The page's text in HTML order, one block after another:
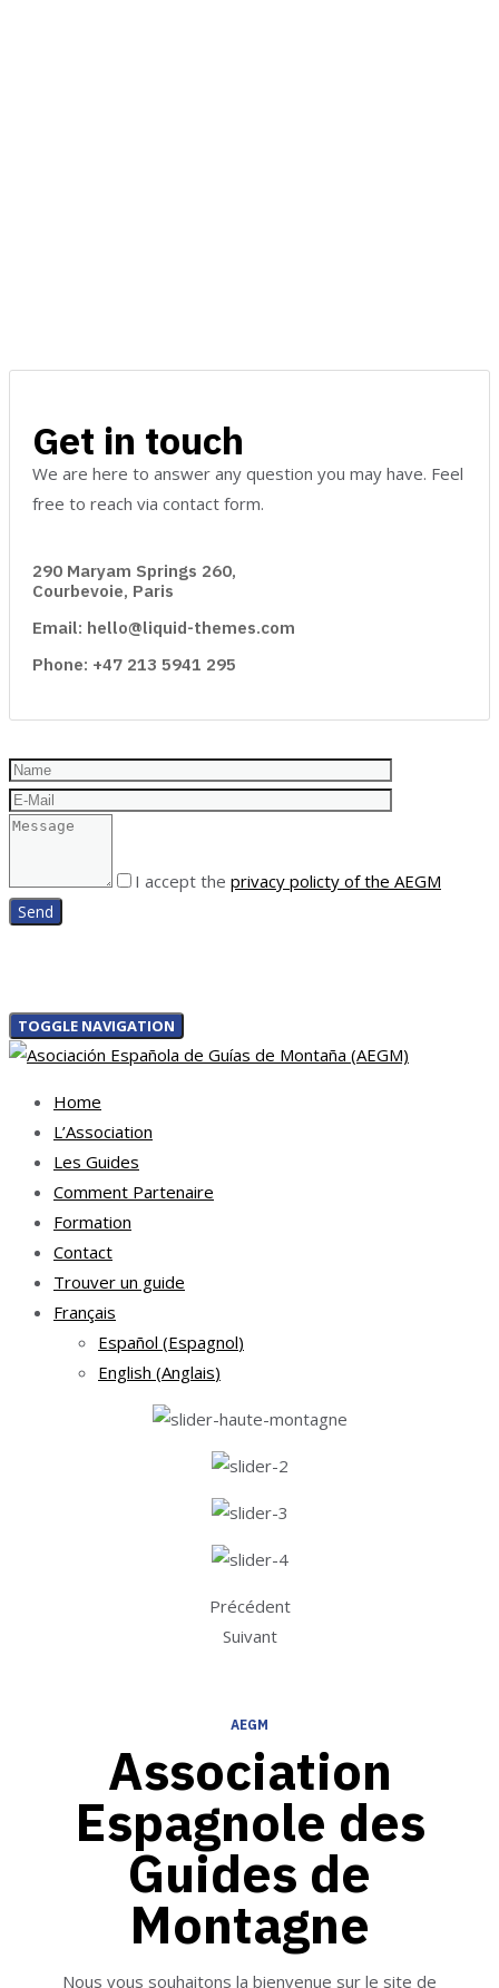
Get in touch
We are here to answer any question you may have. Feel
free to reach via contact form.
290 Maryam Springs 260,
Courbevoie, Paris
Email: hello@liquid-themes.com
Phone: +47 213 5941 295
I accept the privacy policty of the AEGM
TOGGLE NAVIGATION
Home
L’Association
Les Guides
Comment Partenaire
Formation
Contact
Trouver un guide
Français
Español (Espagnol)
English (Anglais)
Précédent
Suivant
AEGM
Association
Espagnole des
Guides de
Montagne
Nous vous souhaitons la bienvenue sur le site de